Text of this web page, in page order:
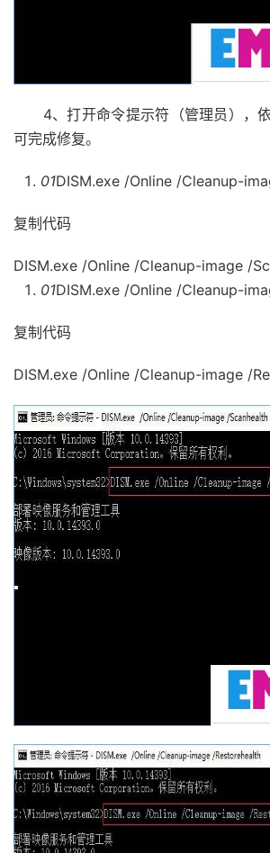
4、打开命令提示符（管理员），
可完成修复。
01DISM.exe /Online /Cleanup-
复制代码
DISM.exe /Online /Cleanup-image /
01DISM.exe /Online /Cleanup-
复制代码
DISM.exe /Online /Cleanup-image /